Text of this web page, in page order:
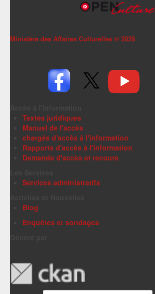
Ministère des Affaires Culturelles © 2026
Textes juridiques
Manuel de l'accès
chargés d'accès à l'information
Rapports d'accès à l'information
Demande d'accès et recours
Services administratifs
Blog
Enquêtes et sondages